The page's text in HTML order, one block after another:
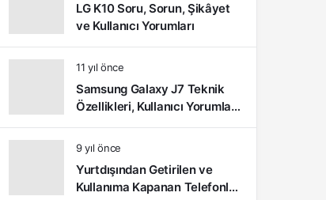
LG K10 Soru, Sorun, Şikâyet
ve Kullanıcı Yorumları
11 yıl önce
Samsung Galaxy J7 Teknik
Özellikleri, Kullanıcı Yorumları
ve Video İnceleme
9 yıl önce
Yurtdışından Getirilen ve
Kullanıma Kapanan Telefonlar